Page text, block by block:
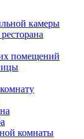
камеры
помещений
комнаты